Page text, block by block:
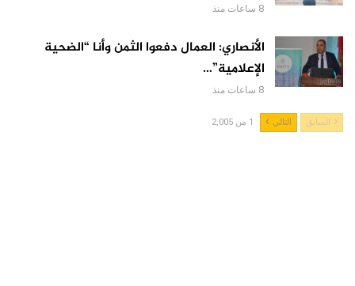
8 ساعات منذ
الأنصاري: العمال دفعوا الثمن وأنا “الضحية
الإعلامية”…
8 ساعات منذ
السابق التالي 1 من 2,005